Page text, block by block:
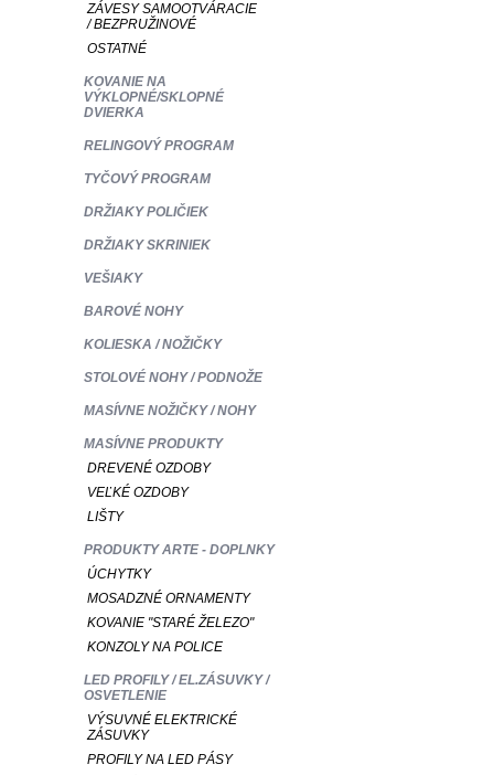
ZÁVESY SAMOOTVÁRACIE
/ BEZPRUŽINOVÉ
OSTATNÉ
KOVANIE NA
VÝKLOPNÉ/SKLOPNÉ
DVIERKA
RELINGOVÝ PROGRAM
TYČOVÝ PROGRAM
DRŽIAKY POLIČIEK
DRŽIAKY SKRINIEK
VEŠIAKY
BAROVÉ NOHY
KOLIESKA / NOŽIČKY
STOLOVÉ NOHY / PODNOŽE
MASÍVNE NOŽIČKY / NOHY
MASÍVNE PRODUKTY
DREVENÉ OZDOBY
VEĽKÉ OZDOBY
LIŠTY
PRODUKTY ARTE - DOPLNKY
ÚCHYTKY
MOSADZNÉ ORNAMENTY
KOVANIE "STARÉ ŽELEZO"
KONZOLY NA POLICE
LED PROFILY / EL.ZÁSUVKY /
OSVETLENIE
VÝSUVNÉ ELEKTRICKÉ
ZÁSUVKY
PROFILY NA LED PÁSY